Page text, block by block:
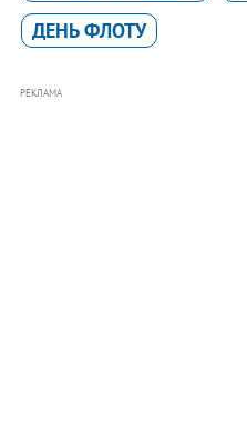
ДЕНЬ ФЛОТУ
РЕКЛАМА